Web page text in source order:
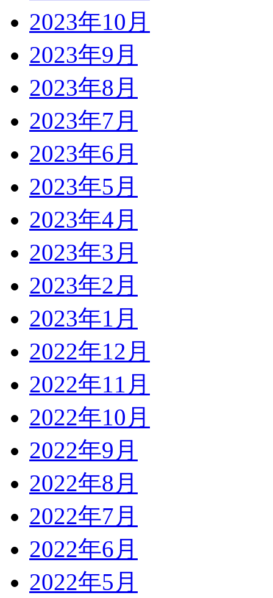
2023年10月
2023年9月
2023年8月
2023年7月
2023年6月
2023年5月
2023年4月
2023年3月
2023年2月
2023年1月
2022年12月
2022年11月
2022年10月
2022年9月
2022年8月
2022年7月
2022年6月
2022年5月